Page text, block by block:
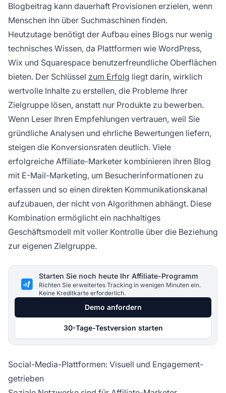
Blogbeitrag kann dauerhaft Provisionen erzielen, wenn
Menschen ihn über Suchmaschinen finden.
Heutzutage benötigt der Aufbau eines Blogs nur wenig
technisches Wissen, da Plattformen wie WordPress,
Wix und Squarespace benutzerfreundliche Oberflächen
bieten. Der Schlüssel zum Erfolg liegt darin, wirklich
wertvolle Inhalte zu erstellen, die Probleme Ihrer
Zielgruppe lösen, anstatt nur Produkte zu bewerben.
Wenn Leser Ihren Empfehlungen vertrauen, weil Sie
gründliche Analysen und ehrliche Bewertungen liefern,
steigen die Konversionsraten deutlich. Viele
erfolgreiche Affiliate-Marketer kombinieren ihren Blog
mit E-Mail-Marketing, um Besucherinformationen zu
erfassen und so einen direkten Kommunikationskanal
aufzubauen, der nicht von Algorithmen abhängt. Diese
Kombination ermöglicht ein nachhaltiges
Geschäftsmodell mit voller Kontrolle über die Beziehung
zur eigenen Zielgruppe.
Starten Sie noch heute Ihr Affiliate-Programm
Richten Sie erweitertes Tracking in wenigen Minuten ein.
Keine Kreditkarte erforderlich.
Demo anfordern
30-Tage-Testversion starten
Social-Media-Plattformen: Visuell und Engagement-
getrieben